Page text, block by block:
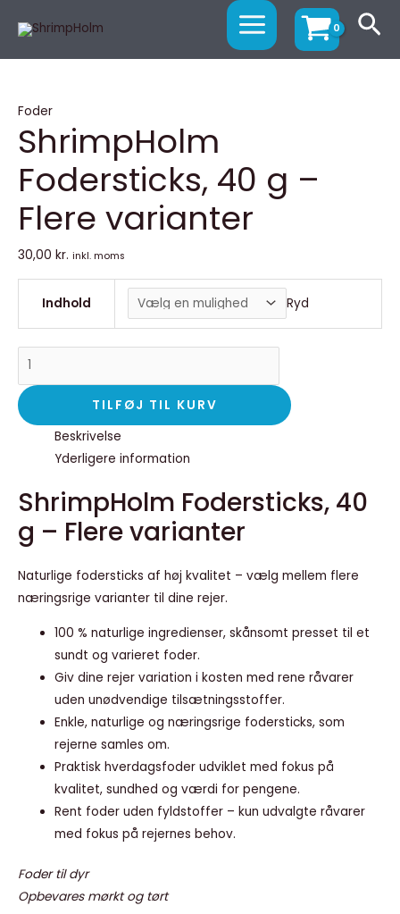
indholdet
MAIN
MENU
Foder
ShrimpHolm
Fodersticks, 40 g –
Flere varianter
30,00 kr. inkl. moms
Indhold Ryd
Fodersticks,
40
varianter
antal
TILFØJ TIL KURV
Beskrivelse
Yderligere information
ShrimpHolm Fodersticks, 40
g – Flere varianter
Naturlige fodersticks af høj kvalitet – vælg mellem flere
næringsrige varianter til dine rejer.
100 % naturlige ingredienser, skånsomt presset til et
sundt og varieret foder.
Giv dine rejer variation i kosten med rene råvarer
uden unødvendige tilsætningsstoffer.
Enkle, naturlige og næringsrige fodersticks, som
rejerne samles om.
Praktisk hverdagsfoder udviklet med fokus på
kvalitet, sundhed og værdi for pengene.
Rent foder uden fyldstoffer – kun udvalgte råvarer
med fokus på rejernes behov.
Foder til dyr
Opbevares mørkt og tørt
search